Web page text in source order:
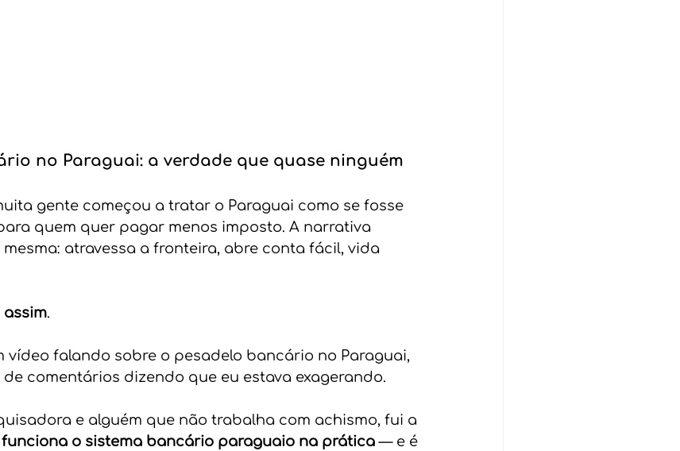
no Paraguai: a verdade que quase ninguém
gente começou a tratar o Paraguai como se fosse
quem quer pagar menos imposto. A narrativa
atravessa a fronteira, abre conta fácil, vida
assim.
vídeo falando sobre o pesadelo bancário no Paraguai,
comentários dizendo que eu estava exagerando.
e alguém que não trabalha com achismo, fui a
o sistema bancário paraguaio na prática — e é